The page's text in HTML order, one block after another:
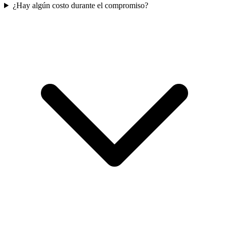
¿Hay algún costo durante el compromiso?